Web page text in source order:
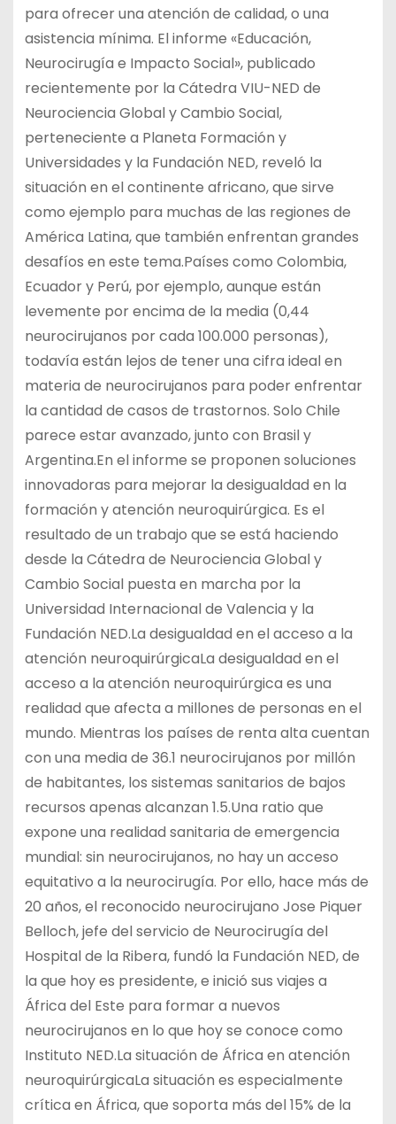
para ofrecer una atención de calidad, o una
asistencia mínima. El informe «Educación,
Neurocirugía e Impacto Social», publicado
recientemente por la Cátedra VIU-NED de
Neurociencia Global y Cambio Social,
perteneciente a Planeta Formación y
Universidades y la Fundación NED, reveló la
situación en el continente africano, que sirve
como ejemplo para muchas de las regiones de
América Latina, que también enfrentan grandes
desafíos en este tema.Países como Colombia,
Ecuador y Perú, por ejemplo, aunque están
levemente por encima de la media (0,44
neurocirujanos por cada 100.000 personas),
todavía están lejos de tener una cifra ideal en
materia de neurocirujanos para poder enfrentar
la cantidad de casos de trastornos. Solo Chile
parece estar avanzado, junto con Brasil y
Argentina.En el informe se proponen soluciones
innovadoras para mejorar la desigualdad en la
formación y atención neuroquirúrgica. Es el
resultado de un trabajo que se está haciendo
desde la Cátedra de Neurociencia Global y
Cambio Social puesta en marcha por la
Universidad Internacional de Valencia y la
Fundación NED.La desigualdad en el acceso a la
atención neuroquirúrgicaLa desigualdad en el
acceso a la atención neuroquirúrgica es una
realidad que afecta a millones de personas en el
mundo. Mientras los países de renta alta cuentan
con una media de 36.1 neurocirujanos por millón
de habitantes, los sistemas sanitarios de bajos
recursos apenas alcanzan 1.5.Una ratio que
expone una realidad sanitaria de emergencia
mundial: sin neurocirujanos, no hay un acceso
equitativo a la neurocirugía. Por ello, hace más de
20 años, el reconocido neurocirujano Jose Piquer
Belloch, jefe del servicio de Neurocirugía del
Hospital de la Ribera, fundó la Fundación NED, de
la que hoy es presidente, e inició sus viajes a
África del Este para formar a nuevos
neurocirujanos en lo que hoy se conoce como
Instituto NED.La situación de África en atención
neuroquirúrgicaLa situación es especialmente
crítica en África, que soporta más del 15% de la